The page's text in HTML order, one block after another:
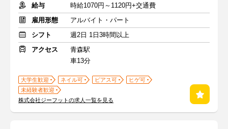
給与
時給1070円～1120円+交通費
雇用形態
アルバイト・パート
シフト
週2日 1日3時間以上
アクセス
青森駅
車13分
大学生歓迎 ネイル可 ピアス可
ヒゲ可
未経験者歓迎
株式会社ジーフットの求人一覧を見る